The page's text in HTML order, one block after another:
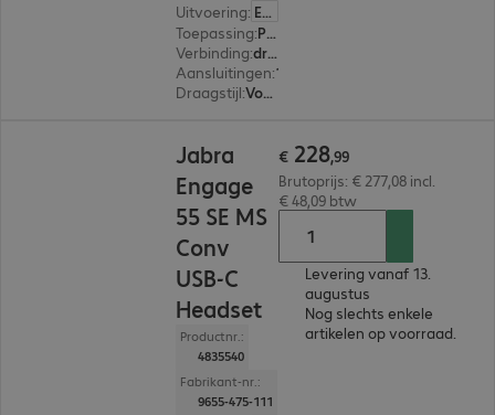
Uitvoering: Europa
Toepassing: PC, Notebook
Verbinding:
draadloos
Aansluitingen:
Draagstijl: Voor beide oren
Jabra
Engage
55 SE MS
Conv
USB-C
Headset
Productnr.:
4835540
Fabrikant-nr.:
9655-475-111
€ 228,99
Brutoprijs: € 277,08 incl.
€ 48,09 btw
Levering vanaf 13.
augustus
Nog slechts enkele
artikelen op voorraad.